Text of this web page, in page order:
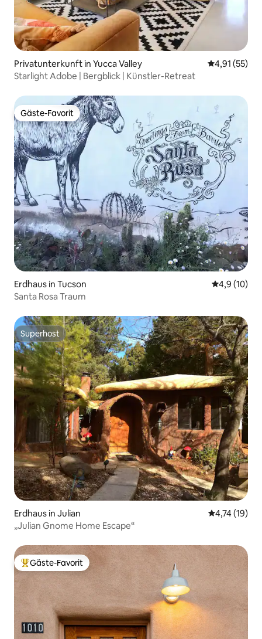
Privatunterkunft in Yucca Valley
4,91 (55)
Starlight Adobe | Bergblick | Künstler-Retreat
Gäste-Favorit
Gäste-Favorit
Erdhaus in Tucson
4,9 (10)
Santa Rosa Traum
Superhost
Superhost
Erdhaus in Julian
4,74 (19)
„Julian Gnome Home Escape“
Beliebter Gäste-Favorit.
Gäste-Favorit